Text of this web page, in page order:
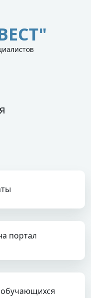
портал
обучающихся